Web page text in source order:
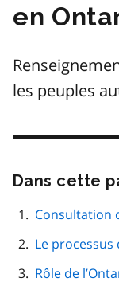
en
les peuples
Dans cette
Consultation
Le
Rôle de